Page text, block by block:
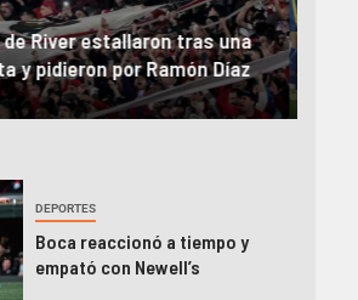
libre: perdió con Central y
explotó
DEPORTES
Boca reaccionó a tiempo y
empató con Newell’s